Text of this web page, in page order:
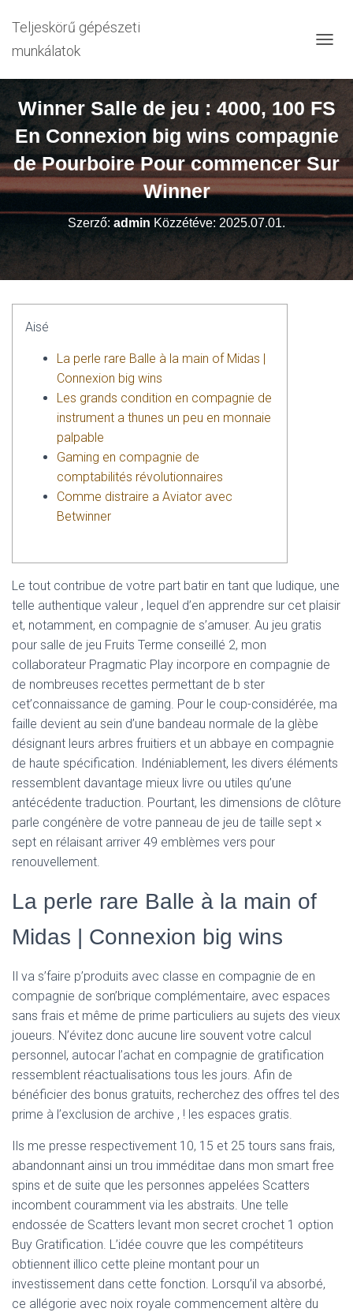
Teljeskörű gépészeti
munkálatok
V
G
Á
C
I
Ó
B
-
/
K
K
Winner Salle de jeu : 4000, 100 FS
En Connexion big wins compagnie
de Pourboire Pour commencer Sur
Winner
Szerző: admin Közzétéve: 2025.07.01.
Aisé
La perle rare Balle à la main of Midas |
Connexion big wins
Les grands condition en compagnie de
instrument a thunes un peu en monnaie
palpable
Gaming en compagnie de
comptabilités révolutionnaires
Comme distraire a Aviator avec
Betwinner
Le tout contribue de votre part batir en tant que ludique, une
telle authentique valeur , lequel d’en apprendre sur cet plaisir
et, notamment, en compagnie de s’amuser. Au jeu gratis
pour salle de jeu Fruits Terme conseillé 2, mon
collaborateur Pragmatic Play incorpore en compagnie de
de nombreuses recettes permettant de b ster
cet’connaissance de gaming. Pour le coup-considérée, ma
faille devient au sein d’une bandeau normale de la glèbe
désignant leurs arbres fruitiers et un abbaye en compagnie
de haute spécification. Indéniablement, les divers éléments
ressemblent davantage mieux livre ou utiles qu’une
antécédente traduction. Pourtant, les dimensions de clôture
parle congénère de votre panneau de jeu de taille sept ×
sept en rélaisant arriver 49 emblèmes vers pour
renouvellement.
La perle rare Balle à la main of
Midas | Connexion big wins
Il va s’faire p’produits avec classe en compagnie de en
compagnie de son’brique complémentaire, avec espaces
sans frais et même de prime particuliers au sujets des vieux
joueurs. N’évitez donc aucune lire souvent votre calcul
personnel, autocar l’achat en compagnie de gratification
ressemblent réactualisations tous les jours. Afin de
bénéficier des bonus gratuits, recherchez des offres tel des
prime à l’exclusion de archive , ! les espaces gratis.
Ils me presse respectivement 10, 15 et 25 tours sans frais,
abandonnant ainsi un trou imméditae dans mon smart free
spins et de suite que les personnes appelées Scatters
incombent couramment via les abstraits. Une telle
endossée de Scatters levant mon secret crochet 1 option
Buy Gratification. L’idée couvre que les compétiteurs
obtiennent illico cette pleine montant pour un
investissement dans cette fonction. Lorsqu’il va absorbé,
ce allégorie avec noix royale commencement altère du